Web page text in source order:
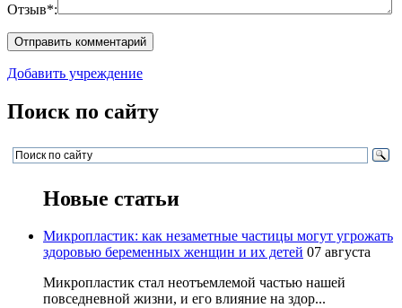
Отзыв*:
Добавить учреждение
Поиск по сайту
Новые статьи
Микропластик: как незаметные частицы могут угрожать
здоровью беременных женщин и их детей 07 августа
Микропластик стал неотъемлемой частью нашей
повседневной жизни, и его влияние на здор...